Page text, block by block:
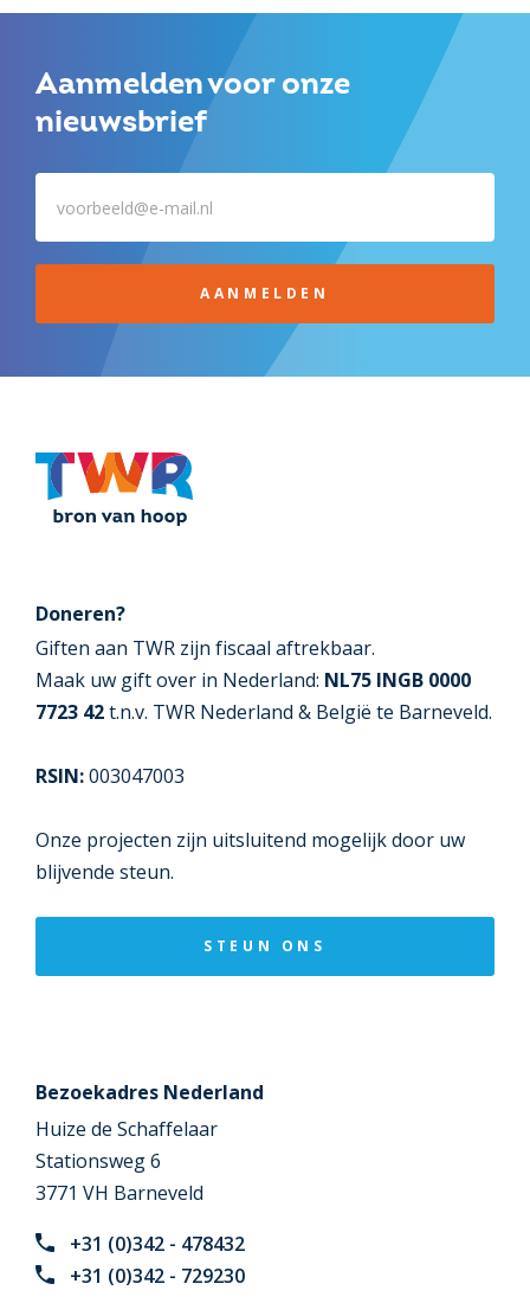
Aanmelden voor onze
nieuwsbrief
AANMELDEN
Doneren?
Giften aan TWR zijn fiscaal aftrekbaar.
Maak uw gift over in Nederland: NL75 INGB 0000
7723 42t.n.v. TWR Nederland & België te Barneveld.
RSIN:003047003
Onze projecten zijn uitsluitend mogelijk door uw
blijvende steun.
STEUN ONS
Bezoekadres Nederland
Huize de Schaffelaar
Stationsweg 6
3771 VH Barneveld
+31 (0)342 - 478432
+31 (0)342 - 729230